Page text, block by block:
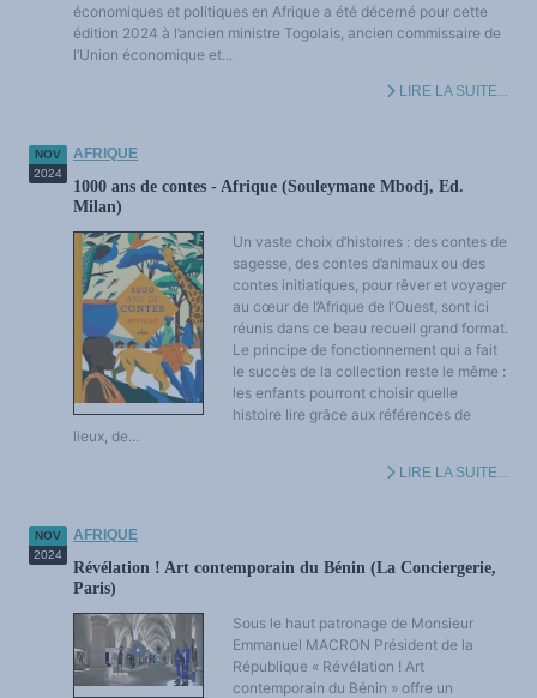
économiques et politiques en Afrique a été décerné pour cette
édition 2024 à l’ancien ministre Togolais, ancien commissaire de
l’Union économique et...
LIRE LA SUITE...
NOV
2024
AFRIQUE
1000 ans de contes - Afrique (Souleymane Mbodj, Ed.
Milan)
Un vaste choix d’histoires : des contes de
sagesse, des contes d’animaux ou des
contes initiatiques, pour rêver et voyager
au cœur de l’Afrique de l’Ouest, sont ici
réunis dans ce beau recueil grand format.
Le principe de fonctionnement qui a fait
le succès de la collection reste le même :
les enfants pourront choisir quelle
histoire lire grâce aux références de
lieux, de...
LIRE LA SUITE...
NOV
2024
AFRIQUE
Révélation ! Art contemporain du Bénin (La Conciergerie,
Paris)
Sous le haut patronage de Monsieur
Emmanuel MACRON Président de la
République « Révélation ! Art
contemporain du Bénin » offre un